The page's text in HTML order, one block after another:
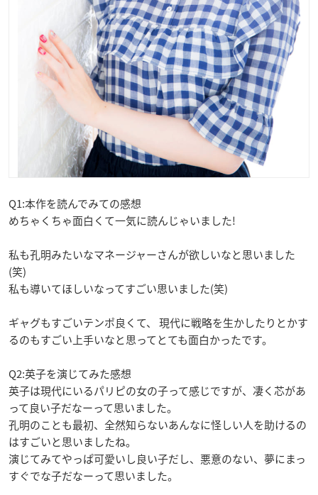
Q1:本作を読んでみての感想
めちゃくちゃ面白くて一気に読んじゃいました!
私も孔明みたいなマネージャーさんが欲しいなと思いました
(笑)
私も導いてほしいなってすごい思いました(笑)
ギャグもすごいテンポ良くて、 現代に戦略を生かしたりとかす
るのもすごい上手いなと思ってとても面白かったです。
Q2:英子を演じてみた感想
英子は現代にいるパリピの女の子って感じですが、凄く芯があ
って良い子だなーって思いました。
孔明のことも最初、全然知らないあんなに怪しい人を助けるの
はすごいと思いましたね。
演じてみてやっぱ可愛いし良い子だし、悪意のない、夢にまっ
すぐでな子だなーって思いました。